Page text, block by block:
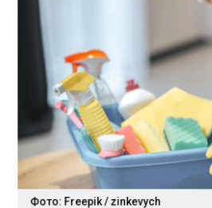
Фото: Freepik / zinkevych